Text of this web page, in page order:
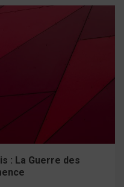
: La Guerre des